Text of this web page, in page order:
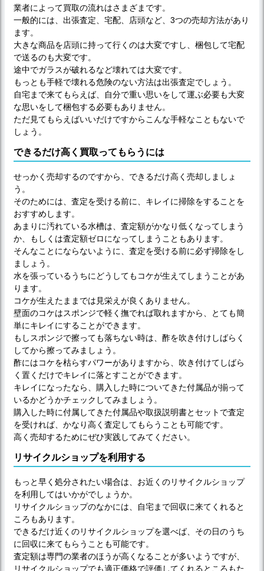
業者によって買取の流れはさまざまです。
一般的には、出張査定、宅配、店頭など、3つの売却方法があり
ます。
大きな商品を店頭に持って行くのは大変ですし、梱包して宅配
で送るのも大変です。
途中でガラスが破れるなど壊れては大変です。
もっとも手軽で壊れる危険のない方法は出張査定でしょう。
自宅まで来てもらえば、自分で重い思いをして運ぶ必要も大変
な思いをして梱包する必要もありません。
ただ見てもらえばいいだけですからこんな手軽なこともないで
しょう。
できるだけ高く買取ってもらうには
せっかく売却するのですから、できるだけ高く売却しましょ
う。
そのためには、査定を受ける前に、キレイに掃除をすることを
おすすめします。
あまりに汚れている水槽は、査定額がかなり低くなってしまう
か、もしくは査定額ゼロになってしまうこともあります。
そんなことにならないように、査定を受ける前に必ず掃除をし
ましょう。
水を張っているうちにどうしてもコケが生えてしまうことがあ
ります。
コケが生えたままでは見栄えが良くありません。
壁面のコケはスポンジで軽く撫でれば取れますから、とても簡
単にキレイにすることができます。
もしスポンジで擦っても落ちない時は、酢を吹き付けしばらく
してから擦ってみましょう。
酢にはコケを枯らすパワーがありますから、吹き付けてしばら
く置くだけでキレイに落とすことができます。
キレイになったなら、購入した時についてきた付属品が揃って
いるかどうかチェックしてみましょう。
購入した時に付属してきた付属品や取扱説明書とセットで査定
を受ければ、かなり高く査定してもらうことも可能です。
高く売却するためにぜひ実践してみてください。
リサイクルショップを利用する
もっと早く処分されたい場合は、お近くのリサイクルショップ
を利用してはいかがでしょうか。
リサイクルショップのなかには、自宅まで回収に来てくれると
ころもあります。
できるだけ近くのリサイクルショップを選べば、その日のうち
に回収に来てもらうことも可能です。
査定額は専門の業者のほうが高くなることが多いようですが、
リサイクルショップでも適正価格で評価してくれるところもた